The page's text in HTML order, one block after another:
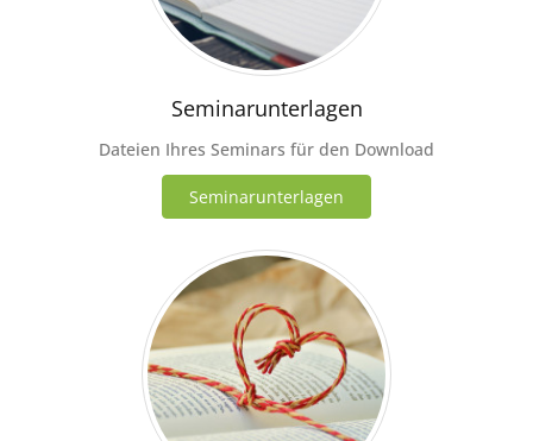
Seminarunterlagen
Dateien Ihres Seminars für den Download
Seminarunterlagen